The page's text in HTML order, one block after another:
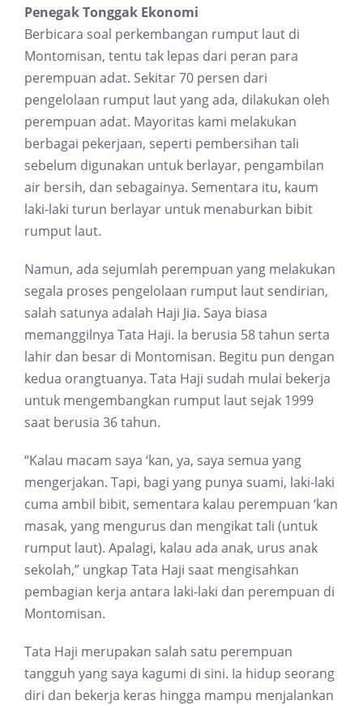
Penegak Tonggak Ekonomi
Berbicara soal perkembangan rumput laut di
Montomisan, tentu tak lepas dari peran para
perempuan adat. Sekitar 70 persen dari
pengelolaan rumput laut yang ada, dilakukan oleh
perempuan adat. Mayoritas kami melakukan
berbagai pekerjaan, seperti pembersihan tali
sebelum digunakan untuk berlayar, pengambilan
air bersih, dan sebagainya. Sementara itu, kaum
laki-laki turun berlayar untuk menaburkan bibit
rumput laut.
Namun, ada sejumlah perempuan yang melakukan
segala proses pengelolaan rumput laut sendirian,
salah satunya adalah Haji Jia. Saya biasa
memanggilnya Tata Haji. Ia berusia 58 tahun serta
lahir dan besar di Montomisan. Begitu pun dengan
kedua orangtuanya. Tata Haji sudah mulai bekerja
untuk mengembangkan rumput laut sejak 1999
saat berusia 36 tahun.
“Kalau macam saya ‘kan, ya, saya semua yang
mengerjakan. Tapi, bagi yang punya suami, laki-laki
cuma ambil bibit, sementara kalau perempuan ‘kan
masak, yang mengurus dan mengikat tali (untuk
rumput laut). Apalagi, kalau ada anak, urus anak
sekolah,” ungkap Tata Haji saat mengisahkan
pembagian kerja antara laki-laki dan perempuan di
Montomisan.
Tata Haji merupakan salah satu perempuan
tangguh yang saya kagumi di sini. Ia hidup seorang
diri dan bekerja keras hingga mampu menjalankan